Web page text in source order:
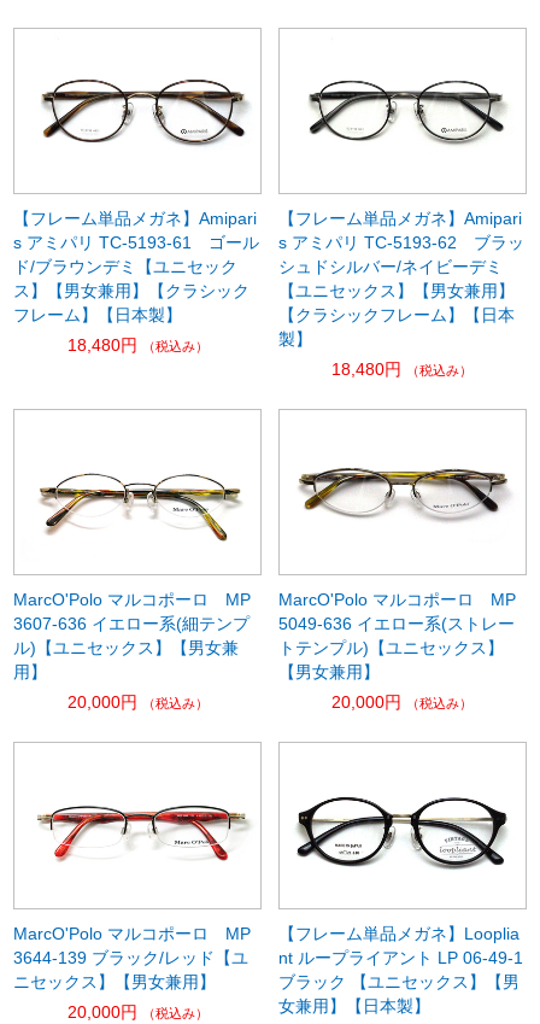
【フレーム単品メガネ】Amipari
s アミパリ TC-5193-61 ゴール
ド/ブラウンデミ【ユニセック
ス】【男女兼用】【クラシック
フレーム】【日本製】
18,480円
（税込み）
【フレーム単品メガネ】Amipari
s アミパリ TC-5193-62 ブラッ
シュドシルバー/ネイビーデミ
【ユニセックス】【男女兼用】
【クラシックフレーム】【日本
製】
18,480円
（税込み）
MarcO'Polo マルコポーロ MP
3607-636 イエロー系(細テンプ
ル)【ユニセックス】【男女兼
用】
20,000円
（税込み）
MarcO'Polo マルコポーロ MP
5049-636 イエロー系(ストレー
トテンプル)【ユニセックス】
【男女兼用】
20,000円
（税込み）
MarcO'Polo マルコポーロ MP
3644-139 ブラック/レッド【ユ
ニセックス】【男女兼用】
20,000円
（税込み）
【フレーム単品メガネ】Looplia
nt ループライアント LP 06-49-1
ブラック 【ユニセックス】【男
女兼用】【日本製】